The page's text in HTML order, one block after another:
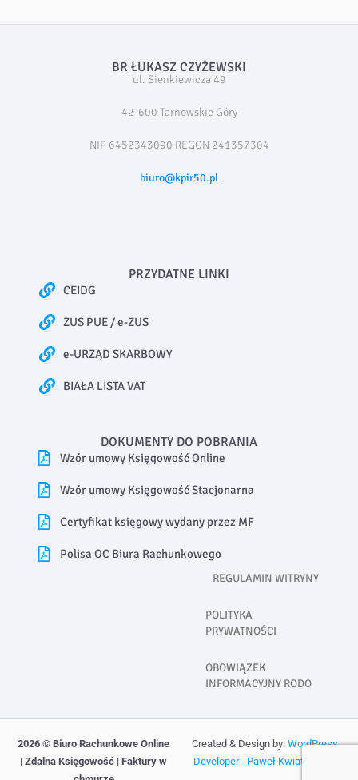
BR ŁUKASZ CZYŻEWSKI
ul. Sienkiewicza 49
42-600 Tarnowskie Góry
NIP 6452343090 REGON 241357304
biuro@kpir50.pl
PRZYDATNE LINKI
CEIDG
ZUS PUE / e-ZUS
e-URZĄD SKARBOWY
BIAŁA LISTA VAT
DOKUMENTY DO POBRANIA
Wzór umowy Księgowość Online
Wzór umowy Księgowość Stacjonarna
Certyfikat księgowy wydany przez MF
Polisa OC Biura Rachunkowego
REGULAMIN WITRYNY
POLITYKA
PRYWATNOŚCI
OBOWIĄZEK
INFORMACYJNY RODO
2026 © Biuro Rachunkowe Online
| Zdalna Księgowość | Faktury w
Created & Design by: WordPress
Developer - Paweł Kwiatkowski